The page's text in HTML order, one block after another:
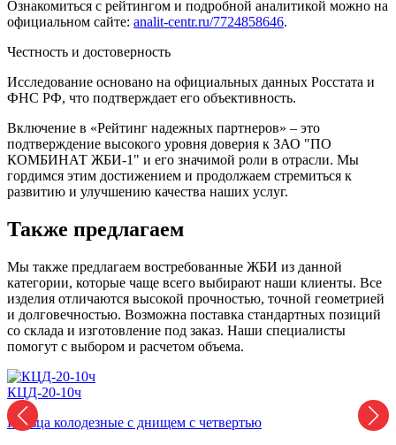
Ознакомиться с рейтингом и подробной аналитикой можно на
официальном сайте: analit-centr.ru/7724858646.
Честность и достоверность
Исследование основано на официальных данных Росстата и
ФНС РФ, что подтверждает его объективность.
Включение в «Рейтинг надежных партнеров» – это
подтверждение высокого уровня доверия к ЗАО "ПО
КОМБИНАТ ЖБИ-1" и его значимой роли в отрасли. Мы
гордимся этим достижением и продолжаем стремиться к
развитию и улучшению качества наших услуг.
Также предлагаем
Мы также предлагаем востребованные ЖБИ из данной
категории, которые чаще всего выбирают наши клиенты. Все
изделия отличаются высокой прочностью, точной геометрией
и долговечностью. Возможна поставка стандартных позиций
со склада и изготовление под заказ. Наши специалисты
помогут с выбором и расчетом объема.
КЦД-20-10ч
Кольца колодезные с днищем с четвертью